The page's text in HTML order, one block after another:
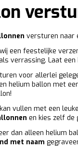
versturen naar
een feestelijke
verrassing. Laat een
voor allerlei
helium ballon met
vullen met een
en kies zelf de
dan alleen helium
met naam